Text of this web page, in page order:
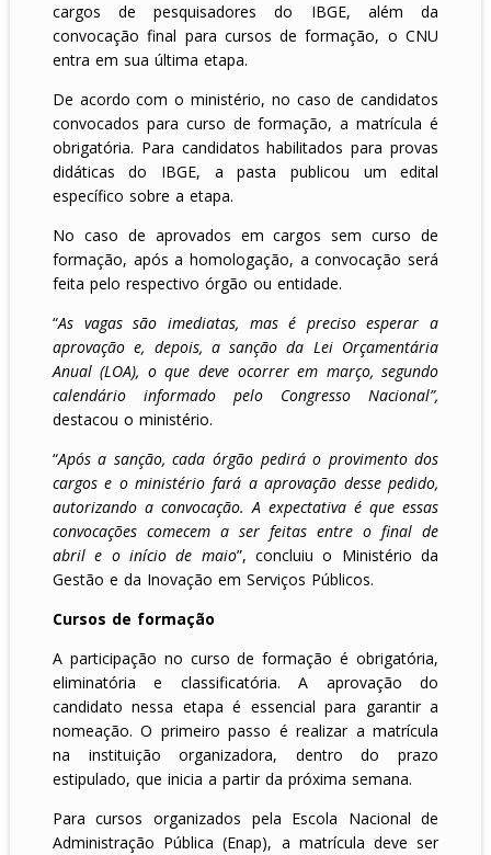
cargos de pesquisadores do IBGE, além da
convocação final para cursos de formação, o CNU
entra em sua última etapa.
De acordo com o ministério, no caso de candidatos
convocados para curso de formação, a matrícula é
obrigatória. Para candidatos habilitados para provas
didáticas do IBGE, a pasta publicou um edital
específico sobre a etapa.
No caso de aprovados em cargos sem curso de
formação, após a homologação, a convocação será
feita pelo respectivo órgão ou entidade.
“As vagas são imediatas, mas é preciso esperar a
aprovação e, depois, a sanção da Lei Orçamentária
Anual (LOA), o que deve ocorrer em março, segundo
calendário informado pelo Congresso Nacional”,
destacou o ministério.
“Após a sanção, cada órgão pedirá o provimento dos
cargos e o ministério fará a aprovação desse pedido,
autorizando a convocação. A expectativa é que essas
convocações comecem a ser feitas entre o final de
abril e o início de maio”, concluiu o Ministério da
Gestão e da Inovação em Serviços Públicos.
Cursos de formação
A participação no curso de formação é obrigatória,
eliminatória e classificatória. A aprovação do
candidato nessa etapa é essencial para garantir a
nomeação. O primeiro passo é realizar a matrícula
na instituição organizadora, dentro do prazo
estipulado, que inicia a partir da próxima semana.
Para cursos organizados pela Escola Nacional de
Administração Pública (Enap), a matrícula deve ser